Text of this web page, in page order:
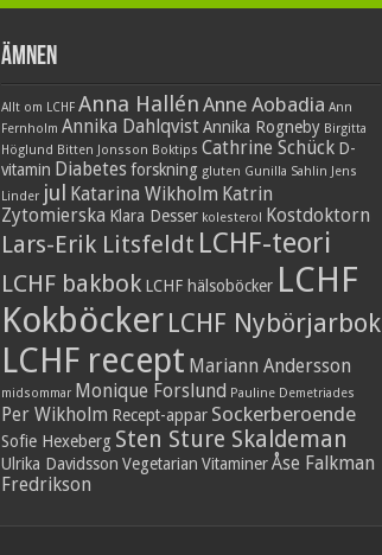
Ämnen
Allt om LCHF Anna Hallén Anne Aobadia Ann
Fernholm Annika DahlqvistAnnika Rogneby Birgitta
Höglund Bitten Jonsson Boktips Cathrine Schück D-
vitamin Diabetes forskning gluten Gunilla Sahlin Jens
Linder jul Katarina Wikholm Katrin
Zytomierska Klara Desser kolesterol Kostdoktorn
Lars-Erik Litsfeldt LCHF-teori
LCHF bakbok LCHF hälsoböcker LCHF
Kokböcker LCHF Nybörjarbok
LCHF recept Mariann Andersson
midsommar Monique Forslund Pauline Demetriades
Per Wikholm Recept-appar Sockerberoende
Sofie Hexeberg Sten Sture Skaldeman
Ulrika Davidsson Vegetarian VitaminerÅse Falkman
Fredrikson